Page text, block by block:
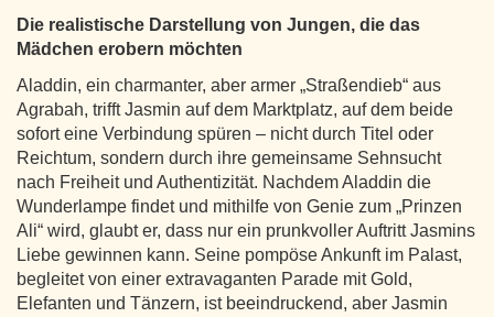
Die realistische Darstellung von Jungen, die das
Mädchen erobern möchten
Aladdin, ein charmanter, aber armer „Straßendieb“ aus
Agrabah, trifft Jasmin auf dem Marktplatz, auf dem beide
sofort eine Verbindung spüren – nicht durch Titel oder
Reichtum, sondern durch ihre gemeinsame Sehnsucht
nach Freiheit und Authentizität. Nachdem Aladdin die
Wunderlampe findet und mithilfe von Genie zum „Prinzen
Ali“ wird, glaubt er, dass nur ein prunkvoller Auftritt Jasmins
Liebe gewinnen kann. Seine pompöse Ankunft im Palast,
begleitet von einer extravaganten Parade mit Gold,
Elefanten und Tänzern, ist beeindruckend, aber Jasmin